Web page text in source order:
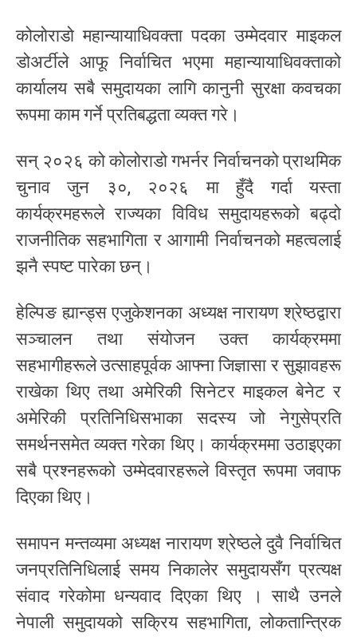
कोलोराडो महान्यायाधिवक्ता पदका उम्मेदवार माइकल
डोअर्टीले आफू निर्वाचित भएमा महान्यायाधिवक्ताको
कार्यालय सबै समुदायका लागि कानुनी सुरक्षा कवचका
रूपमा काम गर्ने प्रतिबद्धता व्यक्त गरे।
सन् २०२६ को कोलोराडो गभर्नर निर्वाचनको प्राथमिक
चुनाव जुन ३०, २०२६ मा हुँदै गर्दा यस्ता
कार्यक्रमहरूले राज्यका विविध समुदायहरूको बढ्दो
राजनीतिक सहभागिता र आगामी निर्वाचनको महत्वलाई
झनै स्पष्ट पारेका छन्।
हेल्पिङ ह्यान्ड्स एजुकेशनका अध्यक्ष नारायण श्रेष्ठद्वारा
सञ्चालन तथा संयोजन उक्त कार्यक्रममा
सहभागीहरूले उत्साहपूर्वक आफ्ना जिज्ञासा र सुझावहरू
राखेका थिए तथा अमेरिकी सिनेटर माइकल बेनेट र
अमेरिकी प्रतिनिधिसभाका सदस्य जो नेगुसेप्रति
समर्थनसमेत व्यक्त गरेका थिए। कार्यक्रममा उठाइएका
सबै प्रश्नहरूको उम्मेदवारहरूले विस्तृत रूपमा जवाफ
दिएका थिए।
समापन मन्तव्यमा अध्यक्ष नारायण श्रेष्ठले दुवै निर्वाचित
जनप्रतिनिधिलाई समय निकालेर समुदायसँग प्रत्यक्ष
संवाद गरेकोमा धन्यवाद दिएका थिए । साथै उनले
नेपाली समुदायको सक्रिय सहभागिता, लोकतान्त्रिक